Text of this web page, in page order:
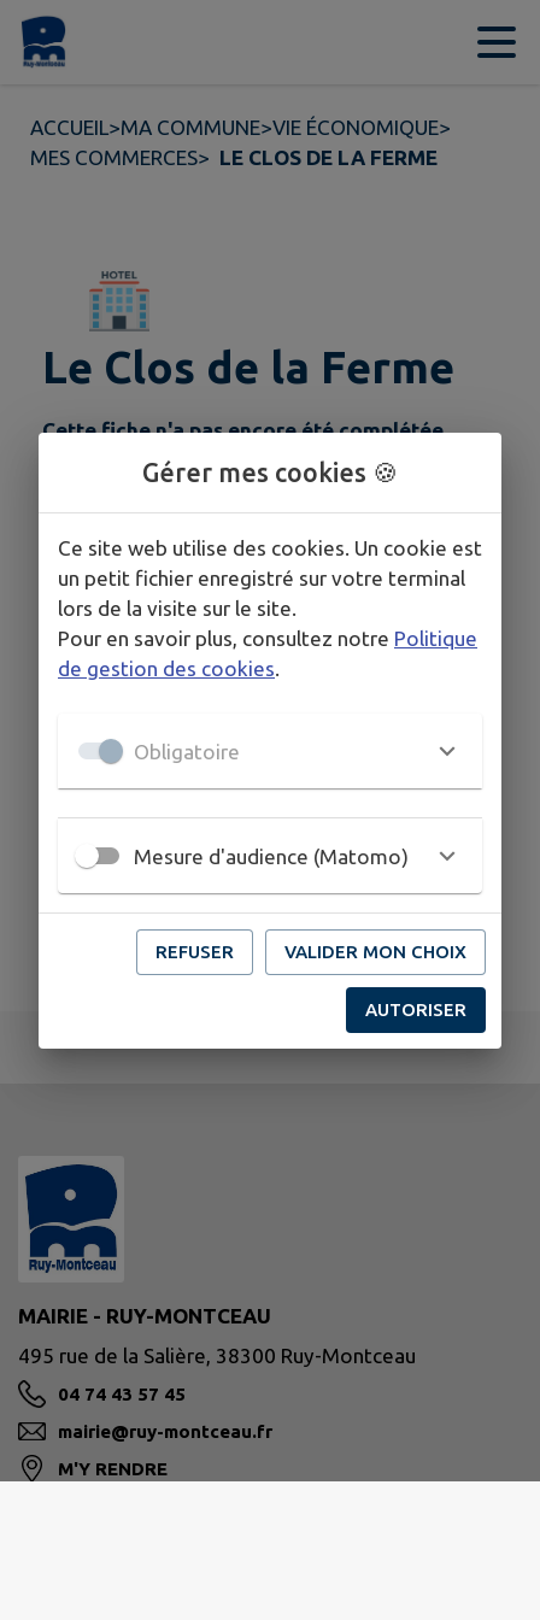
Contenu
ACCUEIL>MA COMMUNE>VIE ÉCONOMIQUE>
MES COMMERCES> LE CLOS DE LA FERME
Le Clos de la Ferme
Cette fiche n'a pas encore été complétée.
COORDONNÉES
leclosdelaferme@orange.fr
www.vist.inter.le-clos-de-le-ferme.fr
06 26 65 11 76
MAIRIE - RUY-MONTCEAU
495 rue de la Salière, 38300 Ruy-Montceau
04 74 43 57 45
mairie@ruy-montceau.fr
M'Y RENDRE
Gérer mes cookies 🍪
Ce site web utilise des cookies. Un cookie est
un petit fichier enregistré sur votre terminal
lors de la visite sur le site.
Pour en savoir plus, consultez notre Politique
de gestion des cookies.
Obligatoire
Mesure d'audience (Matomo)
REFUSER VALIDER MON CHOIX
AUTORISER